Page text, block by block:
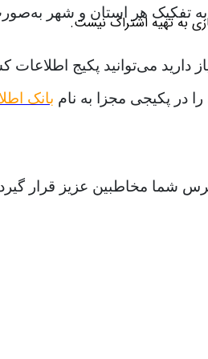
تفکیک هر استان و شهر
می‌توانید پکیج اطلاعات
در پکیجی مجزا به نام بانک
شما مخاطبین عزیز
به تهیه اشتراک نیست.